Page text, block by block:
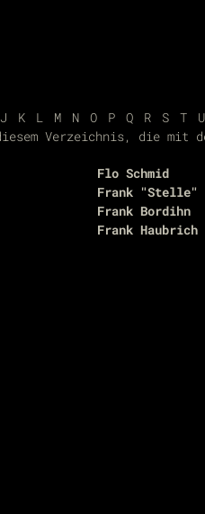
J K L M N O P Q R S T U
Verzeichnis, die mit
Flo Schmid
Frank "Stelle"
Frank Bordihn
Frank Haubrich